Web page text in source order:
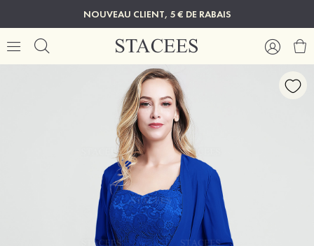
NOUVEAU CLIENT, 5 € DE RABAIS